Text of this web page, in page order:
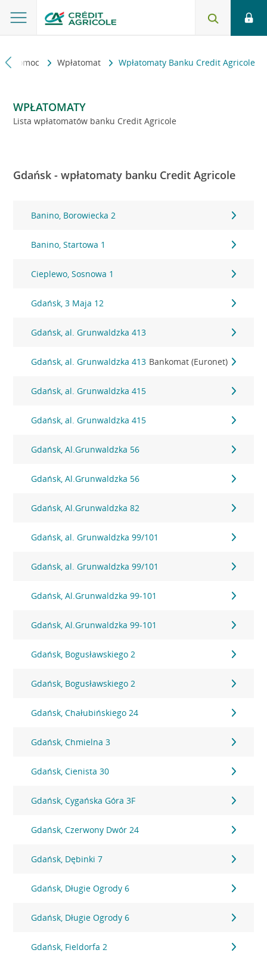
i pomoc Wpłatomat Wpłatomaty Banku Credit Agricole
WPŁATOMATY
Lista wpłatomatów banku Credit Agricole
Gdańsk - wpłatomaty banku Credit Agricole
Banino, Borowiecka 2
Banino, Startowa 1
Cieplewo, Sosnowa 1
Gdańsk, 3 Maja 12
Gdańsk, al. Grunwaldzka 413
Gdańsk, al. Grunwaldzka 413 Bankomat (Euronet)
Gdańsk, al. Grunwaldzka 415
Gdańsk, al. Grunwaldzka 415
Gdańsk, Al.Grunwaldzka 56
Gdańsk, Al.Grunwaldzka 56
Gdańsk, Al.Grunwaldzka 82
Gdańsk, al. Grunwaldzka 99/101
Gdańsk, al. Grunwaldzka 99/101
Gdańsk, Al.Grunwaldzka 99-101
Gdańsk, Al.Grunwaldzka 99-101
Gdańsk, Bogusławskiego 2
Gdańsk, Bogusławskiego 2
Gdańsk, Chałubińskiego 24
Gdańsk, Chmielna 3
Gdańsk, Cienista 30
Gdańsk, Cygańska Góra 3F
Gdańsk, Czerwony Dwór 24
Gdańsk, Dębinki 7
Gdańsk, Długie Ogrody 6
Gdańsk, Długie Ogrody 6
Gdańsk, Fieldorfa 2